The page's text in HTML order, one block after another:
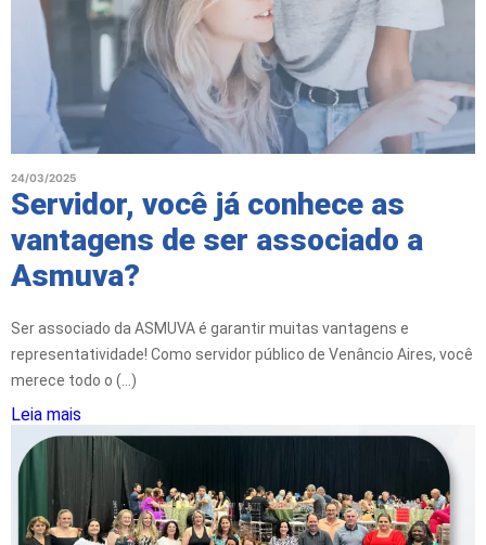
24/03/2025
Servidor, você já conhece as
vantagens de ser associado a
Asmuva?
Ser associado da ASMUVA é garantir muitas vantagens e
representatividade! Como servidor público de Venâncio Aires, você
merece todo o (...)
Leia mais